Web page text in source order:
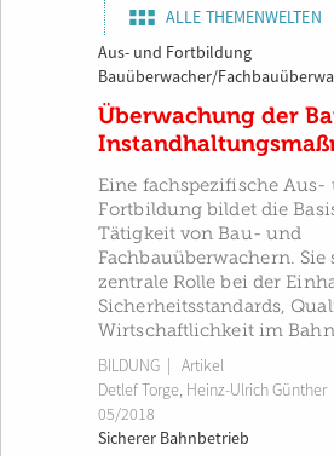
ALLE THEMENWELTEN
Aus- und Fortbildung
Bauüberwacher/
Überwachung der
Eine fachspezifische Aus-
Fortbildung bildet die
Tätigkeit von Bau- und
Fachbauüberwachern. Sie
zentrale Rolle bei der
Sicherheitsstandards,
Wirtschaftlichkeit im
BILDUNG | Artikel
Detlef Torge, Heinz-Ulrich Günther
05/2018
Sicherer Bahnbetrieb